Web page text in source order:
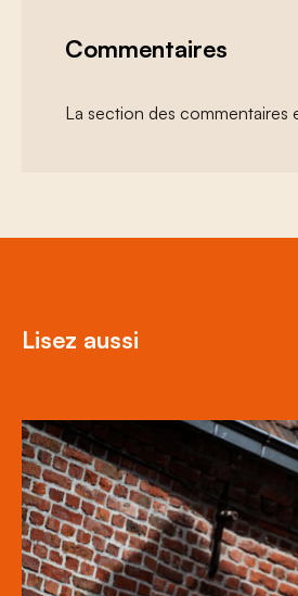
Commentaires
La section des commentaires
Lisez aussi